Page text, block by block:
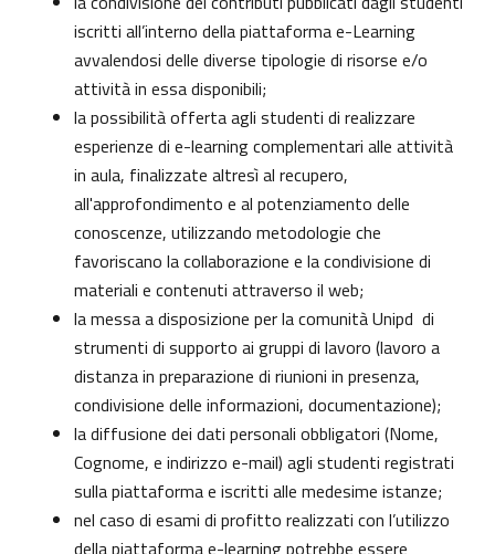
iscritti all’interno della piattaforma e-Learning
avvalendosi delle diverse tipologie di risorse e/o
attività in essa disponibili;
la possibilità offerta agli studenti di realizzare
esperienze di e-learning complementari alle attività
in aula, finalizzate altresì al recupero,
all'approfondimento e al potenziamento delle
conoscenze, utilizzando metodologie che
favoriscano la collaborazione e la condivisione di
materiali e contenuti attraverso il web;
la messa a disposizione per la comunità Unipd di
strumenti di supporto ai gruppi di lavoro (lavoro a
distanza in preparazione di riunioni in presenza,
condivisione delle informazioni, documentazione);
la diffusione dei dati personali obbligatori (Nome,
Cognome, e indirizzo e-mail) agli studenti registrati
sulla piattaforma e iscritti alle medesime istanze;
nel caso di esami di profitto realizzati con l’utilizzo
della piattaforma e-learning potrebbe essere